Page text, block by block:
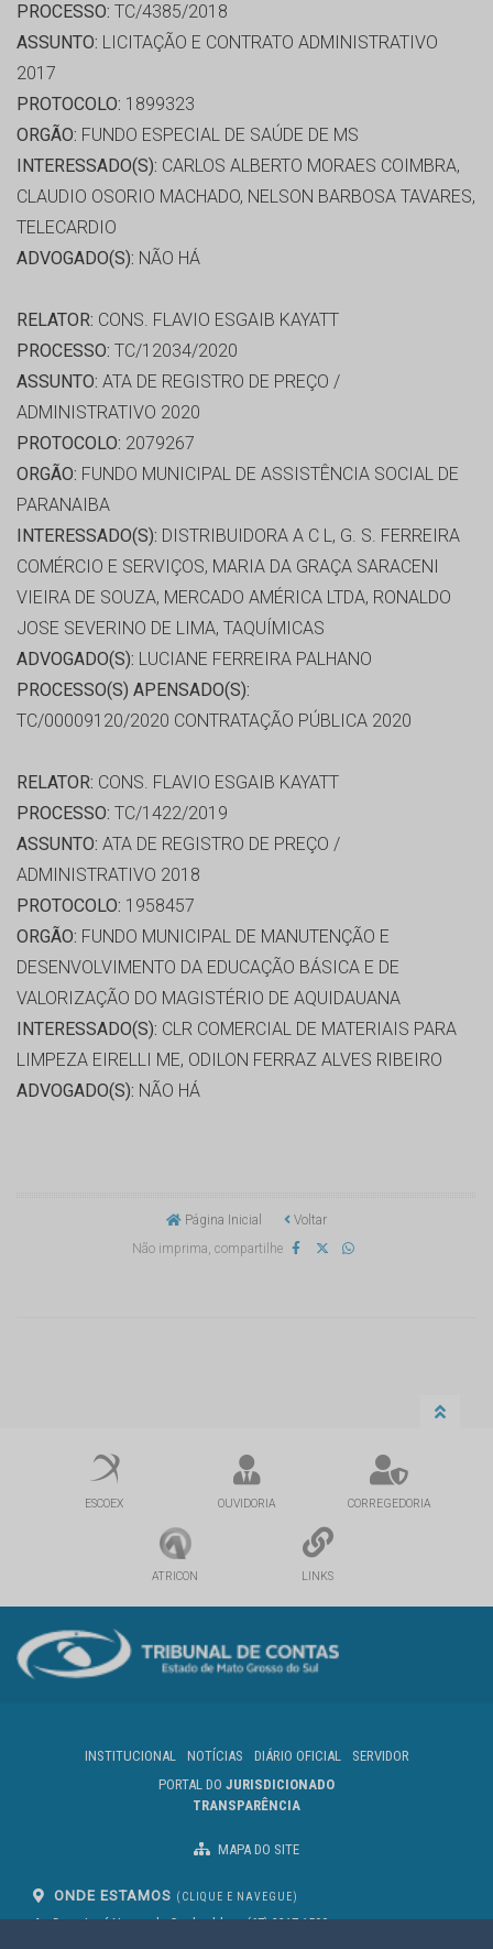
PROCESSO: TC/4385/2018
ASSUNTO: LICITAÇÃO E CONTRATO ADMINISTRATIVO
2017
PROTOCOLO: 1899323
ORGÃO: FUNDO ESPECIAL DE SAÚDE DE MS
INTERESSADO(S): CARLOS ALBERTO MORAES COIMBRA,
CLAUDIO OSORIO MACHADO, NELSON BARBOSA TAVARES,
TELECARDIO
ADVOGADO(S): NÃO HÁ
RELATOR: CONS. FLAVIO ESGAIB KAYATT
PROCESSO: TC/12034/2020
ASSUNTO: ATA DE REGISTRO DE PREÇO /
ADMINISTRATIVO 2020
PROTOCOLO: 2079267
ORGÃO: FUNDO MUNICIPAL DE ASSISTÊNCIA SOCIAL DE
PARANAIBA
INTERESSADO(S): DISTRIBUIDORA A C L, G. S. FERREIRA
COMÉRCIO E SERVIÇOS, MARIA DA GRAÇA SARACENI
VIEIRA DE SOUZA, MERCADO AMÉRICA LTDA, RONALDO
JOSE SEVERINO DE LIMA, TAQUÍMICAS
ADVOGADO(S): LUCIANE FERREIRA PALHANO
PROCESSO(S) APENSADO(S):
TC/00009120/2020 CONTRATAÇÃO PÚBLICA 2020
RELATOR: CONS. FLAVIO ESGAIB KAYATT
PROCESSO: TC/1422/2019
ASSUNTO: ATA DE REGISTRO DE PREÇO /
ADMINISTRATIVO 2018
PROTOCOLO: 1958457
ORGÃO: FUNDO MUNICIPAL DE MANUTENÇÃO E
DESENVOLVIMENTO DA EDUCAÇÃO BÁSICA E DE
VALORIZAÇÃO DO MAGISTÉRIO DE AQUIDAUANA
INTERESSADO(S): CLR COMERCIAL DE MATERIAIS PARA
LIMPEZA EIRELLI ME, ODILON FERRAZ ALVES RIBEIRO
ADVOGADO(S): NÃO HÁ
Página Inicial
Voltar
Não imprima, compartilhe
ESCOEX OUVIDORIA CORREGEDORIA
ATRICON LINKS
INSTITUCIONAL NOTÍCIAS DIÁRIO OFICIAL
SERVIDOR
PORTAL DO JURISDICIONADO
TRANSPARÊNCIA
MAPA DO SITE
ONDE ESTAMOS (CLIQUE E NAVEGUE)
Av. Des. José Nunes da Cunha, bloco(67) 3317-1500